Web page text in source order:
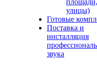
площади,
улицы)
Готовые
Поставка и
инсталляция
звука